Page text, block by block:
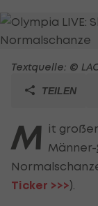
Textquelle: ©
TEILEN
M it
Männer-
Ticker >>>).